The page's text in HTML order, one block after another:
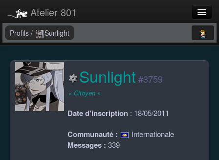
Atelier 801
Forums
Connexion
Langue
Profils / Sunlight
Sunlight #3759
« Citoyen »
Date d'inscription : 18/05/2011
Communauté : Internationale
Messages : 339